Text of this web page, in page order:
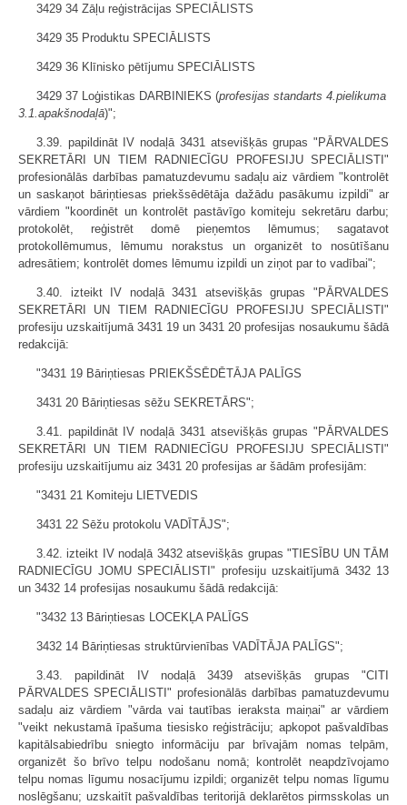
3429 34 Zāļu reģistrācijas SPECIĀLISTS
3429 35 Produktu SPECIĀLISTS
3429 36 Klīnisko pētījumu SPECIĀLISTS
3429 37 Loģistikas DARBINIEKS (profesijas standarts 4.pielikuma
3.1.apakšnodaļā)";
3.39. papildināt IV nodaļā 3431 atsevišķās grupas "PĀRVALDES
SEKRETĀRI UN TIEM RADNIECĪGU PROFESIJU SPECIĀLISTI"
profesionālās darbības pamatuzdevumu sadaļu aiz vārdiem "kontrolēt
un saskaņot bāriņtiesas priekšsēdētāja dažādu pasākumu izpildi" ar
vārdiem "koordinēt un kontrolēt pastāvīgo komiteju sekretāru darbu;
protokolēt, reģistrēt domē pieņemtos lēmumus; sagatavot
protokollēmumus, lēmumu norakstus un organizēt to nosūtīšanu
adresātiem; kontrolēt domes lēmumu izpildi un ziņot par to vadībai";
3.40. izteikt IV nodaļā 3431 atsevišķās grupas "PĀRVALDES
SEKRETĀRI UN TIEM RADNIECĪGU PROFESIJU SPECIĀLISTI"
profesiju uzskaitījumā 3431 19 un 3431 20 profesijas nosaukumu šādā
redakcijā:
"3431 19 Bāriņtiesas PRIEKŠSĒDĒTĀJA PALĪGS
3431 20 Bāriņtiesas sēžu SEKRETĀRS";
3.41. papildināt IV nodaļā 3431 atsevišķās grupas "PĀRVALDES
SEKRETĀRI UN TIEM RADNIECĪGU PROFESIJU SPECIĀLISTI"
profesiju uzskaitījumu aiz 3431 20 profesijas ar šādām profesijām:
"3431 21 Komiteju LIETVEDIS
3431 22 Sēžu protokolu VADĪTĀJS";
3.42. izteikt IV nodaļā 3432 atsevišķās grupas "TIESĪBU UN TĀM
RADNIECĪGU JOMU SPECIĀLISTI" profesiju uzskaitījumā 3432 13
un 3432 14 profesijas nosaukumu šādā redakcijā:
"3432 13 Bāriņtiesas LOCEKĻA PALĪGS
3432 14 Bāriņtiesas struktūrvienības VADĪTĀJA PALĪGS";
3.43. papildināt IV nodaļā 3439 atsevišķās grupas "CITI
PĀRVALDES SPECIĀLISTI" profesionālās darbības pamatuzdevumu
sadaļu aiz vārdiem "vārda vai tautības ieraksta maiņai" ar vārdiem
"veikt nekustamā īpašuma tiesisko reģistrāciju; apkopot pašvaldības
kapitālsabiedrību sniegto informāciju par brīvajām nomas telpām,
organizēt šo brīvo telpu nodošanu nomā; kontrolēt neapdzīvojamo
telpu nomas līgumu nosacījumu izpildi; organizēt telpu nomas līgumu
noslēgšanu; uzskaitīt pašvaldības teritorijā deklarētos pirmsskolas un